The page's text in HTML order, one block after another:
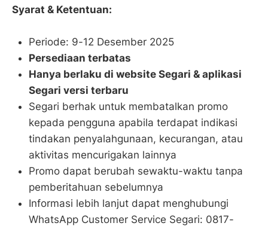
Syarat & Ketentuan:
Periode: 9-12 Desember 2025
Persediaan terbatas
Hanya berlaku di website Segari & aplikasi
Segari versi terbaru
Segari berhak untuk membatalkan promo
kepada pengguna apabila terdapat indikasi
tindakan penyalahgunaan, kecurangan, atau
aktivitas mencurigakan lainnya
Promo dapat berubah sewaktu-waktu tanpa
pemberitahuan sebelumnya
Informasi lebih lanjut dapat menghubungi
WhatsApp Customer Service Segari: 0817-